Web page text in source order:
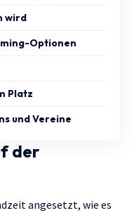
wird
Optionen
Platz
und Vereine
der
angesetzt, wie es